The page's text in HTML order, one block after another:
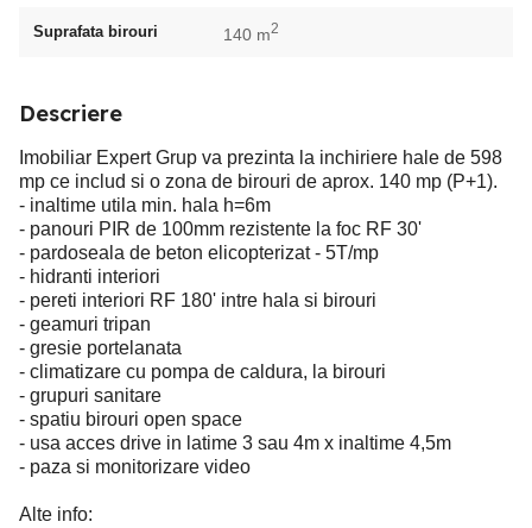
Suprafata birouri 140 m2
Descriere
Imobiliar Expert Grup va prezinta la inchiriere hale de 598
mp ce includ si o zona de birouri de aprox. 140 mp (P+1).
- inaltime utila min. hala h=6m
- panouri PIR de 100mm rezistente la foc RF 30'
- pardoseala de beton elicopterizat - 5T/mp
- hidranti interiori
- pereti interiori RF 180' intre hala si birouri
- geamuri tripan
- gresie portelanata
- climatizare cu pompa de caldura, la birouri
- grupuri sanitare
- spatiu birouri open space
- usa acces drive in latime 3 sau 4m x inaltime 4,5m
- paza si monitorizare video
Alte info: